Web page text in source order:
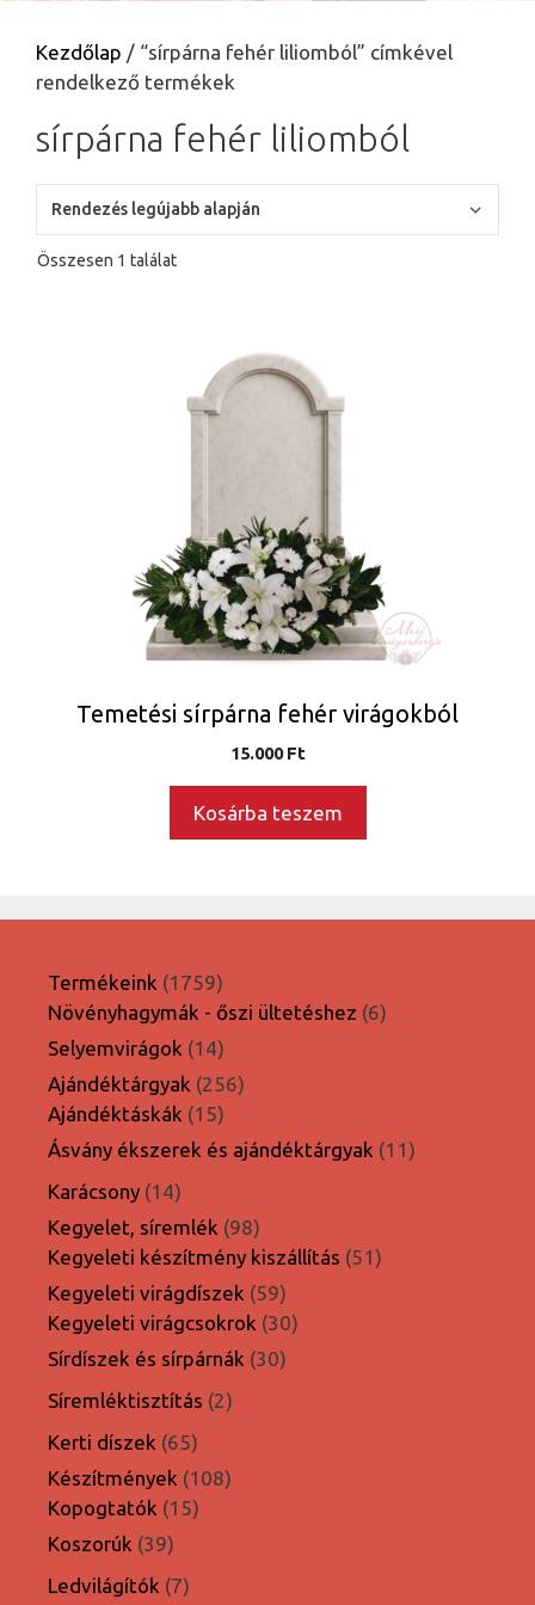
Kezdőlap / “sírpárna fehér liliomból” címkével
rendelkező termékek
sírpárna fehér liliomból
Összesen 1 találat
Temetési sírpárna fehér virágokból
15.000Ft
Kosárba teszem
Termékeink 17591759
termék
Növényhagymák - őszi ültetéshez 66
Selyemvirágok 1414
termék
Ajándéktárgyak 256256
Ajándéktáskák 1515
termék
Ásvány ékszerek és ajándéktárgyak 1111
Karácsony 1414
termék
Kegyelet, síremlék 9898
termék
Kegyeleti készítmény kiszállítás 5151
Kegyeleti virágdíszek 5959
termék
Kegyeleti virágcsokrok 3030
Sírdíszek és sírpárnák 3030
Síremléktisztítás 22
Kerti díszek 6565
termék
Készítmények 108108
Kopogtatók 1515
Koszorúk 3939
termék
Ledvilágítók 77